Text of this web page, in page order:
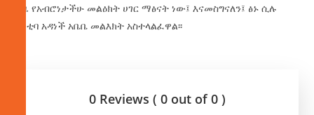
ጊዜ የአብሮነታችሁ መልዕክት ሀገር ማፅናት ነው፤ እናመስግናለን፤ ፅኑ ሲሉ
ከንቲባ አዳነች አቤቤ መልእክት አስተላልፈዋል፡፡
0 Reviews ( 0 out of 0 )